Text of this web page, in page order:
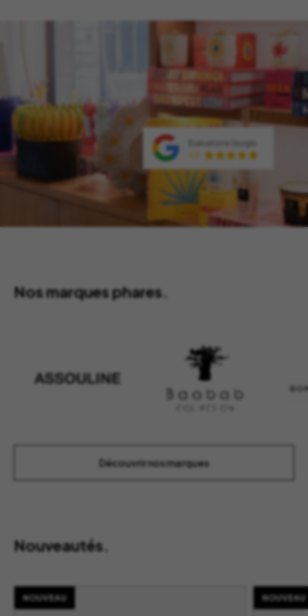
Nos marques phares.
Découvrir nos marques
Nouveautés.
NOUVEAU NOUVEAU